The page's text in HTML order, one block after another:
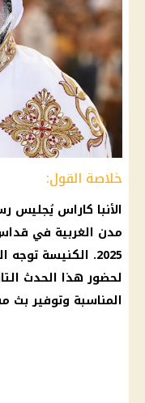
خلاصة القول:
الأنبا كاراس
2025. الكنيسة
لحضور هذا الحدث
المناسبة وتوفير بث